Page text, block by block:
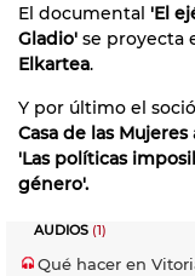
El documental 'El
Gladio' se proyecta
Elkartea.
Y por último el
Casa de las Mujeres
'Las políticas
género'.
AUDIOS (1)
Qué hacer en